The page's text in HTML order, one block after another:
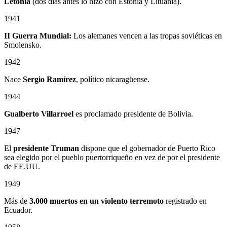
1941
II Guerra Mundial: Los alemanes vencen a las tropas soviéticas en
Smolensko.
1942
Nace Sergio Ramírez, político nicaragüense.
1944
Gualberto Villarroel es proclamado presidente de Bolivia.
1947
El presidente Truman dispone que el gobernador de Puerto Rico
sea elegido por el pueblo puertorriqueño en vez de por el presidente
de EE.UU.
1949
Más de 3.000 muertos en un violento terremoto registrado en
Ecuador.